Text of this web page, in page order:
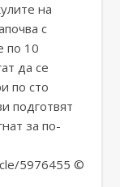
на
с
по 10
да се
по сто
подготвят
за по-
5976455 ©